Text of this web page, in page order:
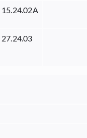
15.24.02A
27.24.03